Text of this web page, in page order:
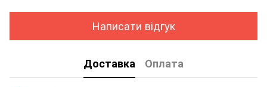
Написати відгук
Доставка Оплата